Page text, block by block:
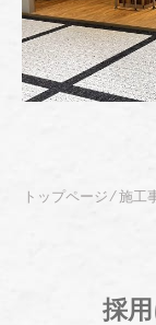
" alt="" />
トップページ⁄施工
採